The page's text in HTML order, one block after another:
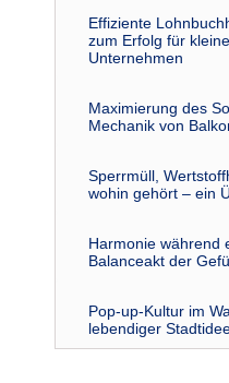
Effiziente
zum Erfolg für
Unternehmen
Maximierung des
Mechanik von
Sperrmüll,
wohin gehört – ein
Harmonie während
Balanceakt der
Pop-up-Kultur im
lebendiger